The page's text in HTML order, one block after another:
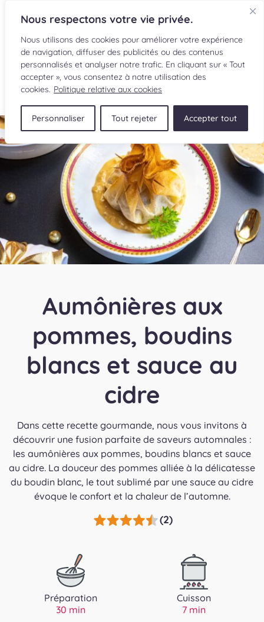
Nous respectons votre vie privée.
Nous utilisons des cookies pour améliorer votre expérience
de navigation, diffuser des publicités ou des contenus
personnalisés et analyser notre trafic. En cliquant sur « Tout
accepter », vous consentez à notre utilisation des
cookies. Politique relative aux cookies
Personnaliser Tout rejeter Accepter tout
EN
RECETTES
INGRÉDIENTS
LECTURES CULINAIRES
SOUMETTRE UNE RECETTE
BOUTIQUE
Aumônières aux
pommes, boudins
blancs et sauce au
cidre
Dans cette recette gourmande, nous vous invitons à
découvrir une fusion parfaite de saveurs automnales :
les aumônières aux pommes, boudins blancs et sauce
au cidre. La douceur des pommes alliée à la délicatesse
du boudin blanc, le tout sublimé par une sauce au cidre
évoque le confort et la chaleur de l’automne.
(2)
Préparation
30 min
Cuisson
7 min